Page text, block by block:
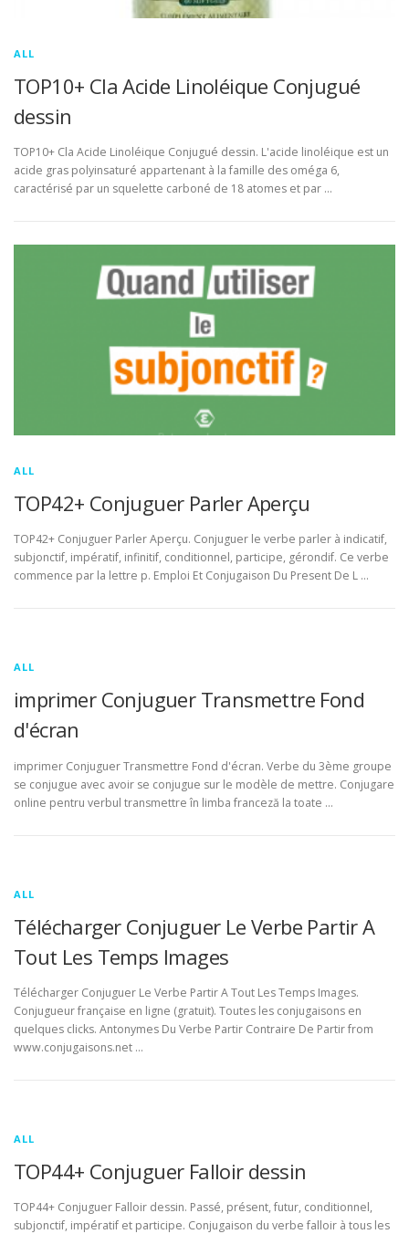
ALL
TOP10+ Cla Acide Linoléique Conjugué
dessin
TOP10+ Cla Acide Linoléique Conjugué dessin. L'acide linoléique est un
acide gras polyinsaturé appartenant à la famille des oméga 6,
caractérisé par un squelette carboné de 18 atomes et par …
ALL
TOP42+ Conjuguer Parler Aperçu
TOP42+ Conjuguer Parler Aperçu. Conjuguer le verbe parler à indicatif,
subjonctif, impératif, infinitif, conditionnel, participe, gérondif. Ce verbe
commence par la lettre p. Emploi Et Conjugaison Du Present De L …
ALL
imprimer Conjuguer Transmettre Fond
d'écran
imprimer Conjuguer Transmettre Fond d'écran. Verbe du 3ème groupe
se conjugue avec avoir se conjugue sur le modèle de mettre. Conjugare
online pentru verbul transmettre în limba franceză la toate …
ALL
Télécharger Conjuguer Le Verbe Partir A
Tout Les Temps Images
Télécharger Conjuguer Le Verbe Partir A Tout Les Temps Images.
Conjugueur française en ligne (gratuit). Toutes les conjugaisons en
quelques clicks. Antonymes Du Verbe Partir Contraire De Partir from
www.conjugaisons.net …
ALL
TOP44+ Conjuguer Falloir dessin
TOP44+ Conjuguer Falloir dessin. Passé, présent, futur, conditionnel,
subjonctif, impératif et participe. Conjugaison du verbe falloir à tous les